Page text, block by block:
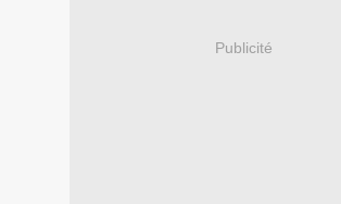
Publicité